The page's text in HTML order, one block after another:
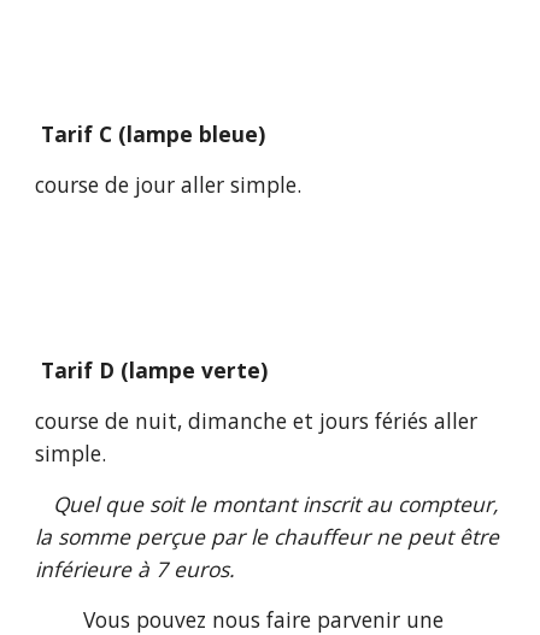
Tarif C (lampe bleue)
course de jour aller simple.
Tarif D (lampe verte)
course de nuit, dimanche et jours fériés aller
simple.
Quel que soit le montant inscrit au compteur,
la somme perçue par le chauffeur ne peut être
inférieure à 7 euros.
Vous pouvez nous faire parvenir une